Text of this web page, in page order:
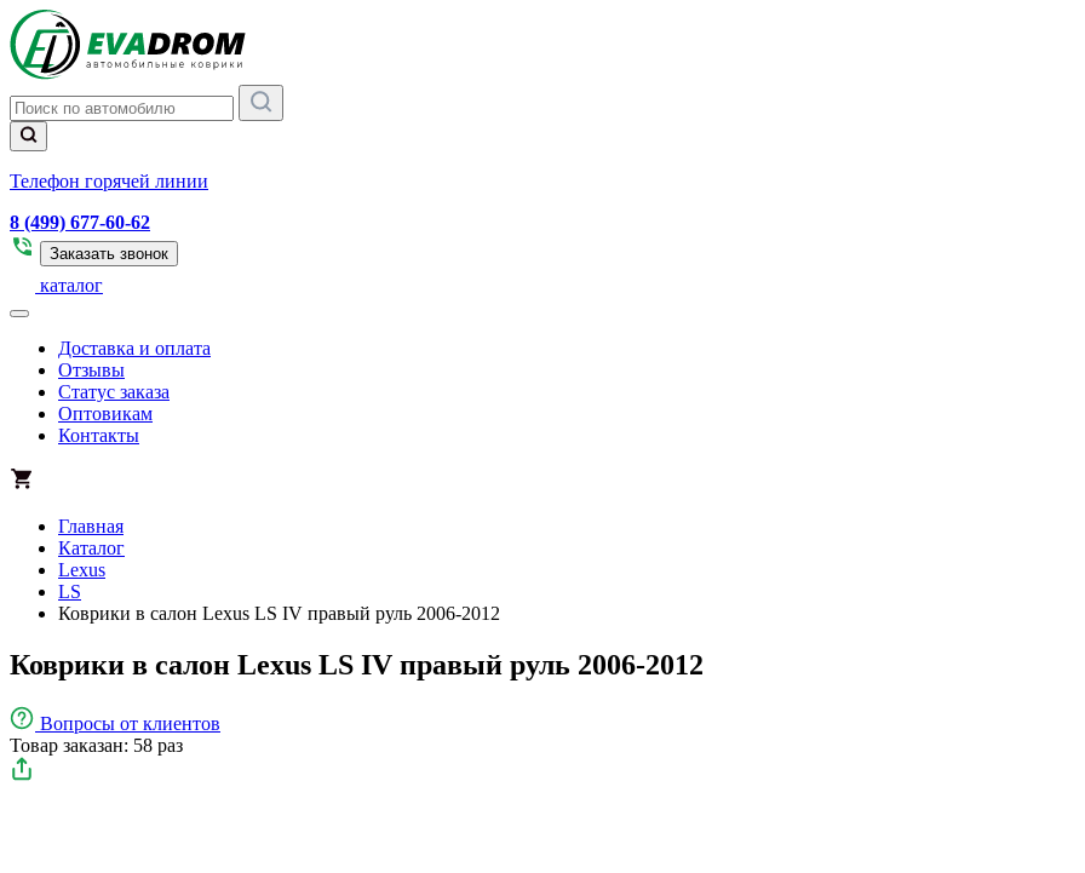
Телефон горячей линии
8 (499) 677-60-62
Заказать звонок
каталог
Доставка и оплата
Отзывы
Статус заказа
Оптовикам
Контакты
Главная
Каталог
Lexus
LS
Коврики в салон Lexus LS IV правый руль 2006-2012
Коврики в салон Lexus LS IV правый руль 2006-2012
Вопросы от клиентов
Товар заказан: 58 раз